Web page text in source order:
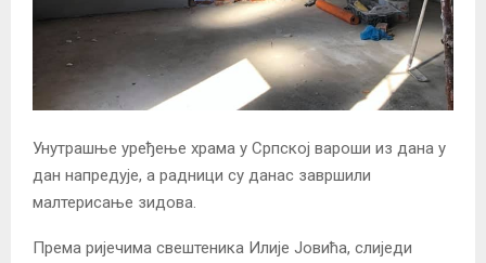
Унутрашње уређење храма у Српској вароши из дана у
дан напредује, а радници су данас завршили
малтерисање зидова.
Према ријечима свештеника Илије Јовића, слиједи